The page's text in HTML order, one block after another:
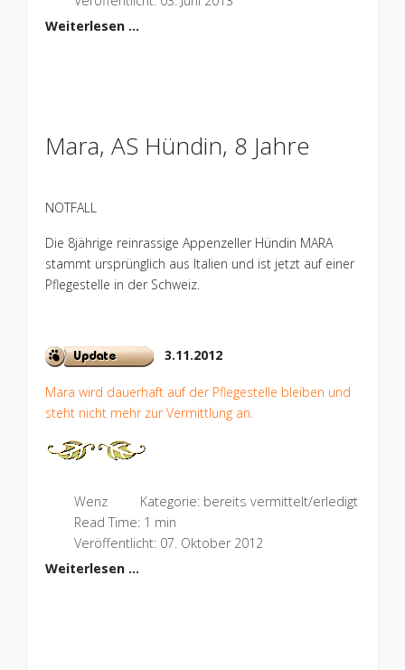
Weiterlesen …
Mara, AS Hündin, 8 Jahre
NOTFALL
Die 8jährige reinrassige Appenzeller Hündin MARA
stammt ursprünglich aus Italien und ist jetzt auf einer
Pflegestelle in der Schweiz.
3.11.2012
Mara wird dauerhaft auf der Pflegestelle bleiben und
steht nicht mehr zur Vermittlung an.
Wenz Kategorie: bereits vermittelt/erledigt
Read Time: 1 min
Veröffentlicht: 07. Oktober 2012
Weiterlesen …